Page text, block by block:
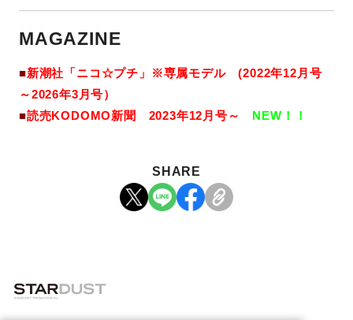
MAGAZINE
■新潮社「ニコ☆プチ」※専属モデル (2022年12月号
～2026年3月号）
■読売KODOMO新聞 2023年12月号～ NEW！！
SHARE